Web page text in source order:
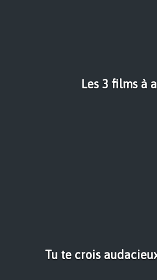
Les 3 films à
Tu te crois